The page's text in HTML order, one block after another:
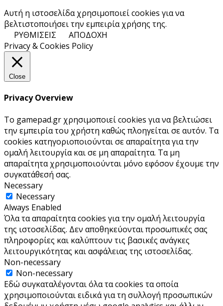
Αυτή η ιστοσελίδα χρησιμοποιεί cookies για να
βελτιστοποιήσει την εμπειρία χρήσης της.
ΡΥΘΜΙΣΕΙΣ
ΑΠΟΔΟΧΗ
Privacy & Cookies Policy
Close
Privacy Overview
Το gamepad.gr χρησιμοποιεί cookies για να βελτιώσει
την εμπειρία του χρήστη καθώς πλοηγείται σε αυτόν. Τα
cookies κατηγοριοποιούνται σε απαραίτητα για την
ομαλή λειτουργία και σε μη απαραίτητα. Τα μη
απαραίτητα χρησιμοποιούνται μόνο εφόσον έχουμε την
συγκατάθεσή σας.
Necessary
Necessary
Always Enabled
Όλα τα απαραίτητα cookies για την ομαλή λειτουργία
της ιστοσελίδας. Δεν αποθηκεύονται προσωπικές σας
πληροφορίες και καλύπτουν τις βασικές ανάγκες
λειτουργικότητας και ασφάλειας της ιστοσελίδας.
Non-necessary
Non-necessary
Εδώ συγκαταλέγονται όλα τα cookies τα οποία
χρησιμοποιούνται ειδικά για τη συλλογή προσωπικών